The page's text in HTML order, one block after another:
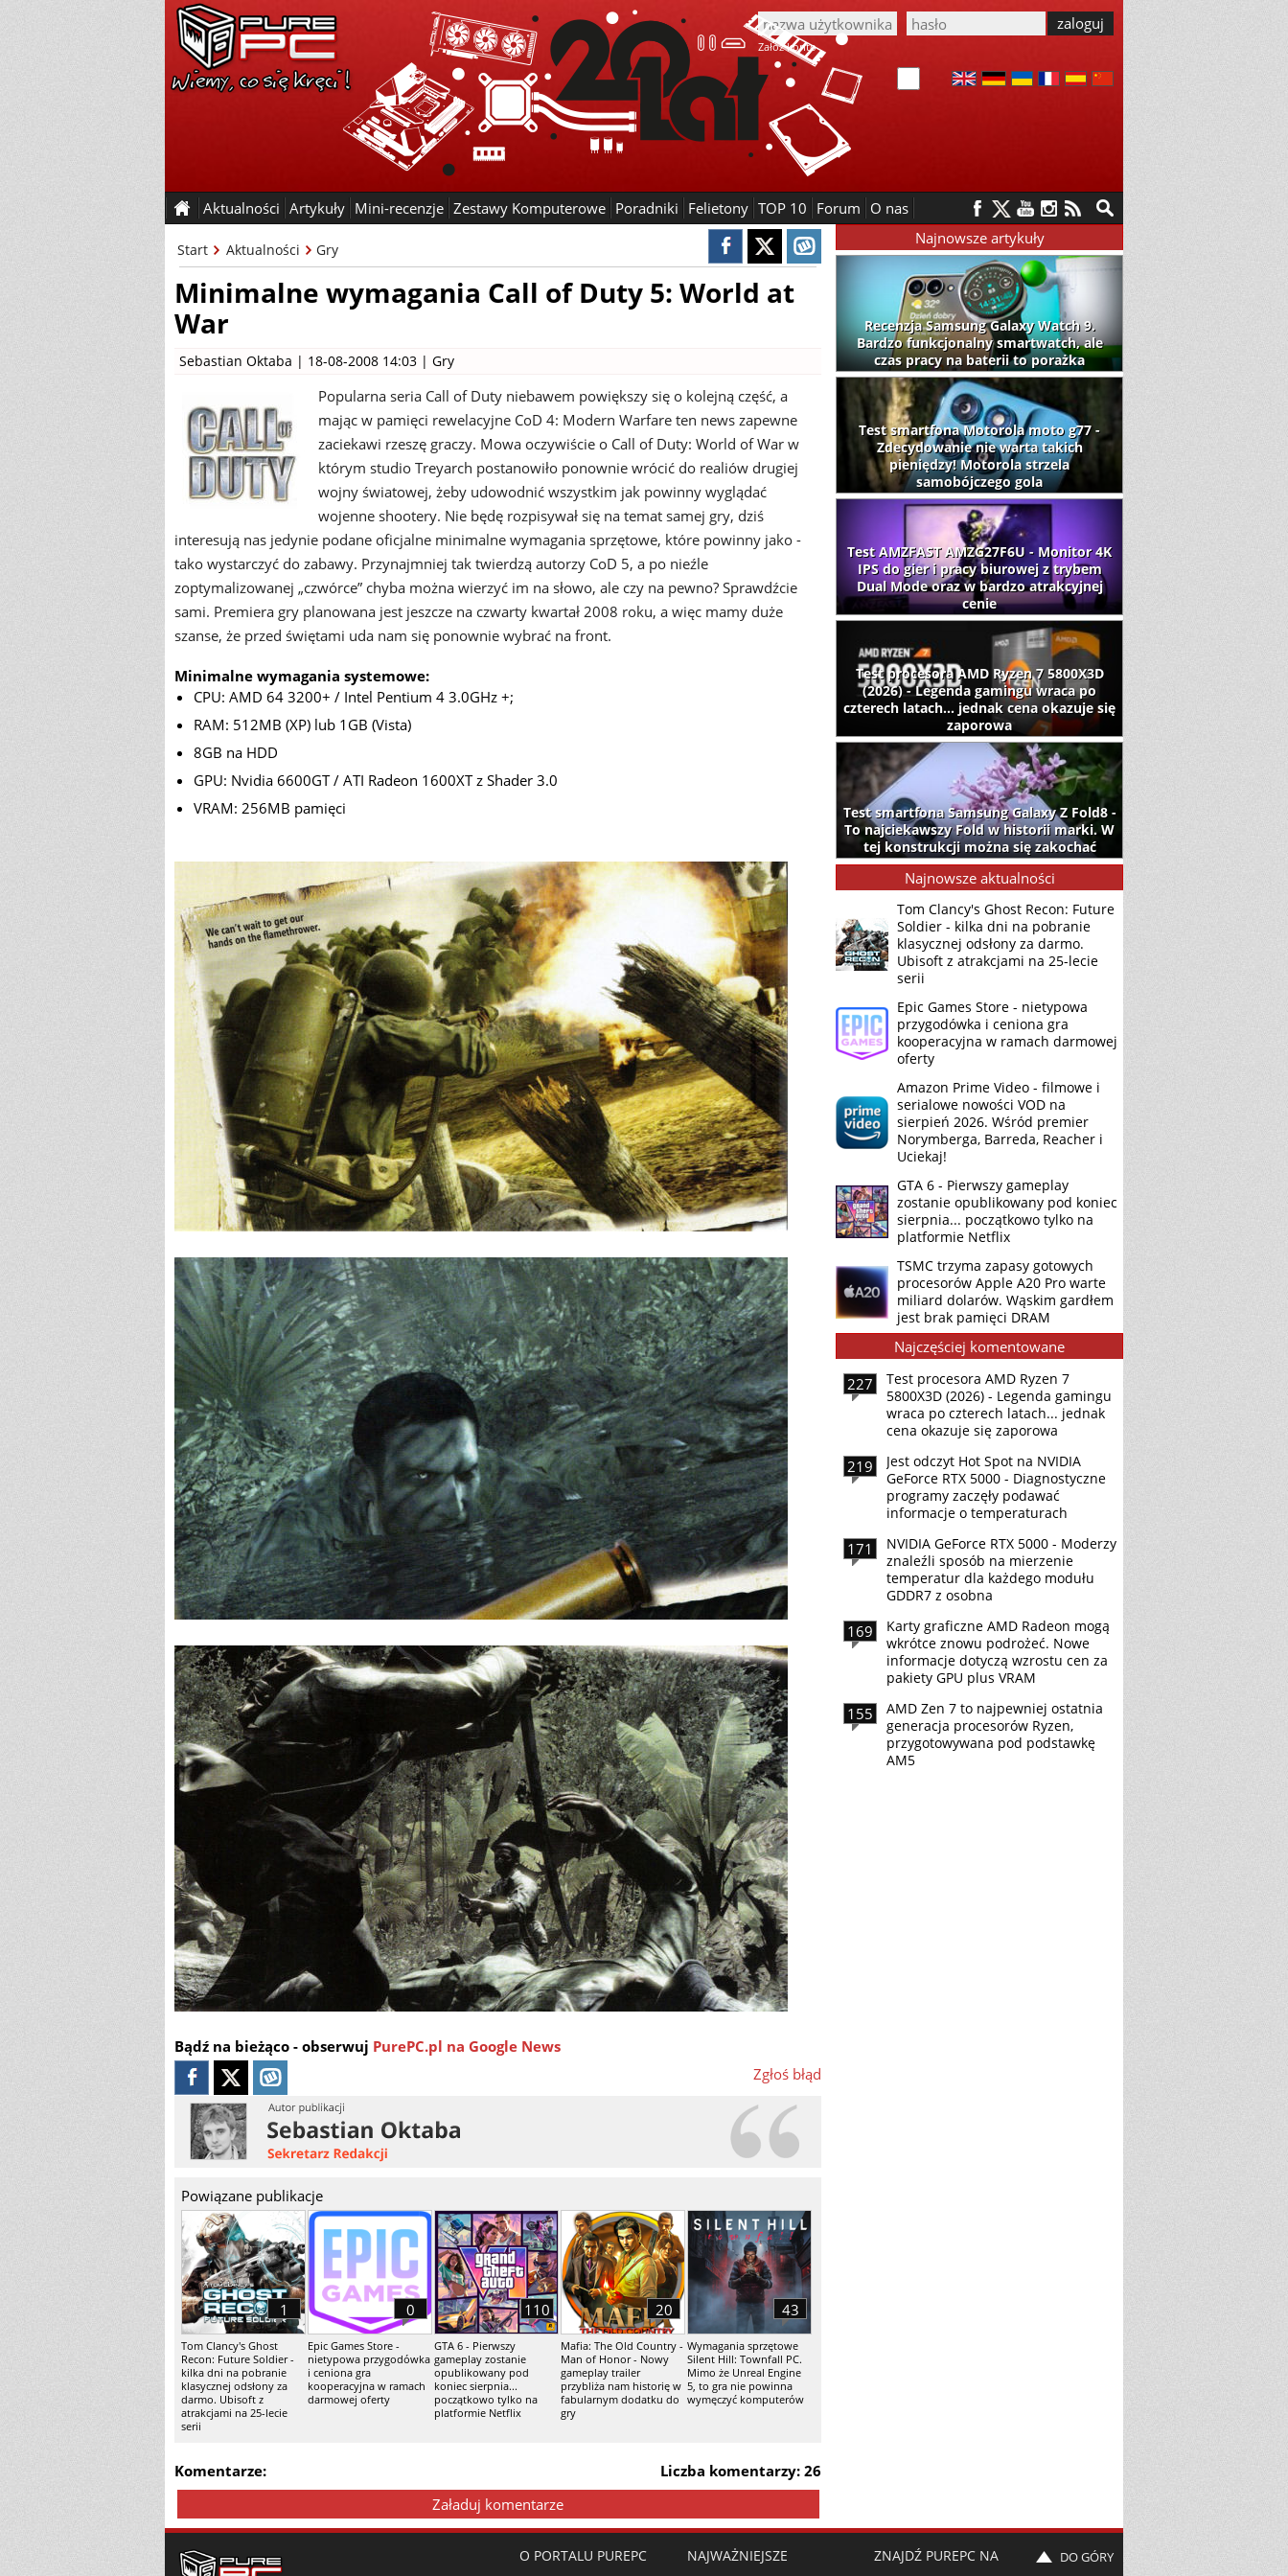
Załóż konto
Aktualności Artykuły Mini-recenzje Zestawy Komputerowe Poradniki Felietony TOP 10 Forum O nas
Start Aktualności Gry
Minimalne wymagania Call of Duty 5: World at
War
Sebastian Oktaba | 18-08-2008 14:03 | Gry
Popularna seria Call of Duty niebawem powiększy się o kolejną część, a
mając w pamięci rewelacyjne CoD 4: Modern Warfare ten news zapewne
zaciekawi rzeszę graczy. Mowa oczywiście o Call of Duty: World of War w
którym studio Treyarch postanowiło ponownie wrócić do realiów drugiej
wojny światowej, żeby udowodnić wszystkim jak powinny wyglądać
wojenne shootery. Nie będę rozpisywał się na temat samej gry, dziś
interesują nas jedynie podane oficjalne minimalne wymagania sprzętowe, które powinny jako -
tako wystarczyć do zabawy. Przynajmniej tak twierdzą autorzy CoD 5, a po nieźle
zoptymalizowanej „czwórce” chyba można wierzyć im na słowo, ale czy na pewno? Sprawdźcie
sami. Premiera gry planowana jest jeszcze na czwarty kwartał 2008 roku, a więc mamy duże
szanse, że przed świętami uda nam się ponownie wybrać na front.
Minimalne wymagania systemowe:
CPU: AMD 64 3200+ / Intel Pentium 4 3.0GHz +;
RAM: 512MB (XP) lub 1GB (Vista)
8GB na HDD
GPU: Nvidia 6600GT / ATI Radeon 1600XT z Shader 3.0
VRAM: 256MB pamięci
Bądź na bieżąco - obserwuj PurePC.pl na Google News
Zgłoś błąd
Powiązane publikacje
Tom Clancy's Ghost
Recon: Future Soldier -
kilka dni na pobranie
klasycznej odsłony za
darmo. Ubisoft z
atrakcjami na 25-lecie
serii
1
Epic Games Store -
nietypowa przygodówka
i ceniona gra
kooperacyjna w ramach
darmowej oferty
0
GTA 6 - Pierwszy
gameplay zostanie
opublikowany pod
koniec sierpnia...
początkowo tylko na
platformie Netflix
110
Mafia: The Old Country -
Man of Honor - Nowy
gameplay trailer
przybliża nam historię w
fabularnym dodatku do
gry
20
Wymagania sprzętowe
Silent Hill: Townfall PC.
Mimo że Unreal Engine
5, to gra nie powinna
wymęczyć komputerów
43
Liczba komentarzy: 26
Komentarze:
Załaduj komentarze
Najnowsze artykuły
Recenzja Samsung Galaxy Watch 9.
Bardzo funkcjonalny smartwatch, ale
czas pracy na baterii to porażka
Test smartfona Motorola moto g77 -
Zdecydowanie nie warta takich
pieniędzy! Motorola strzela
samobójczego gola
Test AMZFAST AMZG27F6U - Monitor 4K
IPS do gier i pracy biurowej z trybem
Dual Mode oraz w bardzo atrakcyjnej
cenie
Test procesora AMD Ryzen 7 5800X3D
(2026) - Legenda gamingu wraca po
czterech latach... jednak cena okazuje się
zaporowa
Test smartfona Samsung Galaxy Z Fold8 -
To najciekawszy Fold w historii marki. W
tej konstrukcji można się zakochać
Najnowsze aktualności
Tom Clancy's Ghost Recon: Future
Soldier - kilka dni na pobranie
klasycznej odsłony za darmo.
Ubisoft z atrakcjami na 25-lecie
serii
Epic Games Store - nietypowa
przygodówka i ceniona gra
kooperacyjna w ramach darmowej
oferty
Amazon Prime Video - filmowe i
serialowe nowości VOD na
sierpień 2026. Wśród premier
Norymberga, Barreda, Reacher i
Uciekaj!
GTA 6 - Pierwszy gameplay
zostanie opublikowany pod koniec
sierpnia... początkowo tylko na
platformie Netflix
TSMC trzyma zapasy gotowych
procesorów Apple A20 Pro warte
miliard dolarów. Wąskim gardłem
jest brak pamięci DRAM
Najczęściej komentowane
227
Test procesora AMD Ryzen 7
5800X3D (2026) - Legenda gamingu
wraca po czterech latach... jednak
cena okazuje się zaporowa
219
Jest odczyt Hot Spot na NVIDIA
GeForce RTX 5000 - Diagnostyczne
programy zaczęły podawać
informacje o temperaturach
171
NVIDIA GeForce RTX 5000 - Moderzy
znaleźli sposób na mierzenie
temperatur dla każdego modułu
GDDR7 z osobna
169
Karty graficzne AMD Radeon mogą
wkrótce znowu podrożeć. Nowe
informacje dotyczą wzrostu cen za
pakiety GPU plus VRAM
155
AMD Zen 7 to najpewniej ostatnia
generacja procesorów Ryzen,
przygotowywana pod podstawkę
AM5
O PORTALU PUREPC NAJWAŻNIEJSZE ZNAJDŹ PUREPC NA DO GÓRY